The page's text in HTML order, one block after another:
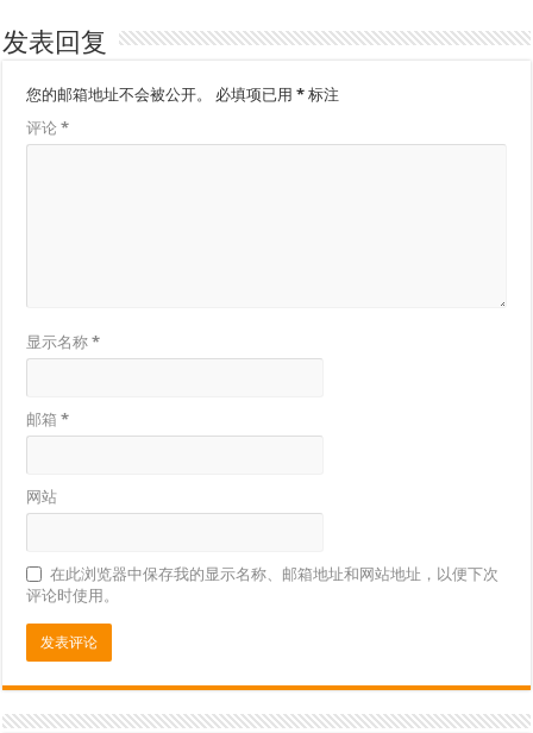
发表回复
您的邮箱地址不会被公开。 必填项已用* 标注
评论*
显示名称*
邮箱*
网站
在此浏览器中保存我的显示名称、邮箱地址和网站地址，以便下次
评论时使用。